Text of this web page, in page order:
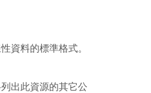
資料的標準格式。
列出此資源的其它公